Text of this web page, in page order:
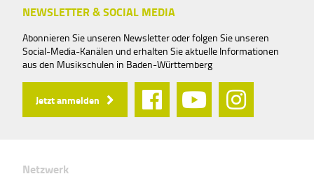
NEWSLETTER & SOCIAL MEDIA
Abonnieren Sie unseren Newsletter oder folgen Sie unseren
Social-Media-Kanälen und erhalten Sie aktuelle Informationen
aus den Musikschulen in Baden-Württemberg
Jetzt anmelden
Netzwerk